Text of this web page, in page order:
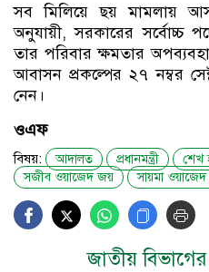
সব মিলিয়ে ছয় মামলায়
অনুযায়ী, সরকারের সর্বোচ্চ
তার পরিবার ক্ষমতার
আবাসন প্রকল্পের ২৭ নম্বর
নেন।
ওএফ
বিষয়: আদালত প্রধানমন্ত্রী শেখ
সজীব ওয়াজেদ জয়
সায়মা
জাতীয়